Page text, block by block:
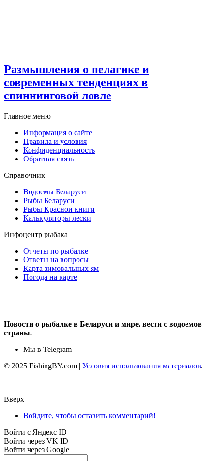
Размышления о пелагике и
современных тенденциях в
спиннинговой ловле
Главное меню
Информация о сайте
Правила и условия
Конфиденциальность
Обратная связь
Справочник
Водоемы Беларуси
Рыбы Беларуси
Рыбы Красной книги
Калькуляторы лески
Инфоцентр рыбака
Отчеты по рыбалке
Ответы на вопросы
Карта зимовальных ям
Погода на карте
Новости о рыбалке в Беларуси и мире, вести с водоемов
страны.
Мы в Telegram
© 2025 FishingBY.com | Условия использования материалов.
Вверх
Войдите, чтобы оставить комментарий!
Войти с Яндекс ID
Войти через VK ID
Войти через Google